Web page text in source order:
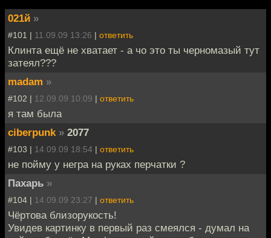
021й »
#101 | 11.09.09 13:26 | ответить
Клинта ещё не хватает - а чо это ты черномазый тут
затеял???
madam »
#102 | 12.09.09 10:09 | ответить
я там была
ciberpunk » 2077
#103 | 14.09.09 18:54 | ответить
не пойму у негра на руках перчатки ?
Пахарь »
#104 | 14.09.09 23:27 | ответить
Чёртова близорукость!
Увидев картинку в первый раз смеялся - думал на